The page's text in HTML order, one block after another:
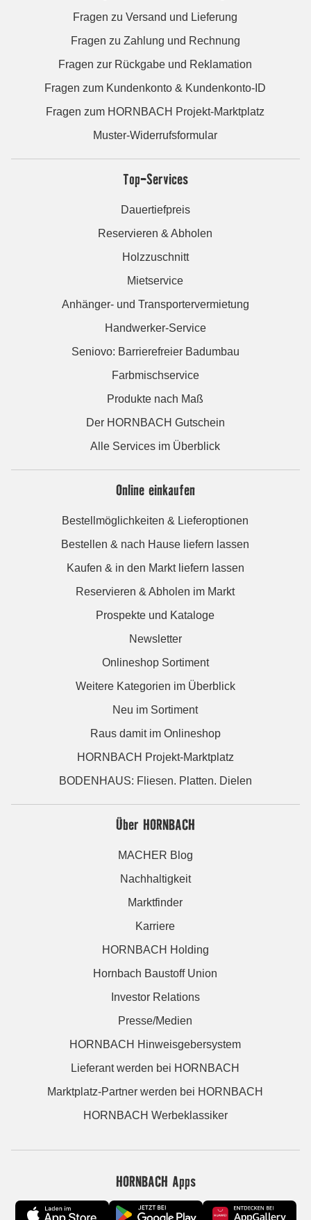
Fragen zu Versand und Lieferung
Fragen zu Zahlung und Rechnung
Fragen zur Rückgabe und Reklamation
Fragen zum Kundenkonto & Kundenkonto-ID
Fragen zum HORNBACH Projekt-Marktplatz
Muster-Widerrufsformular
Top-Services
Dauertiefpreis
Reservieren & Abholen
Holzzuschnitt
Mietservice
Anhänger- und Transportervermietung
Handwerker-Service
Seniovo: Barrierefreier Badumbau
Farbmischservice
Produkte nach Maß
Der HORNBACH Gutschein
Alle Services im Überblick
Online einkaufen
Bestellmöglichkeiten & Lieferoptionen
Bestellen & nach Hause liefern lassen
Kaufen & in den Markt liefern lassen
Reservieren & Abholen im Markt
Prospekte und Kataloge
Newsletter
Onlineshop Sortiment
Weitere Kategorien im Überblick
Neu im Sortiment
Raus damit im Onlineshop
HORNBACH Projekt-Marktplatz
BODENHAUS: Fliesen. Platten. Dielen
Über HORNBACH
MACHER Blog
Nachhaltigkeit
Marktfinder
Karriere
HORNBACH Holding
Hornbach Baustoff Union
Investor Relations
Presse/Medien
HORNBACH Hinweisgebersystem
Lieferant werden bei HORNBACH
Marktplatz-Partner werden bei HORNBACH
HORNBACH Werbeklassiker
HORNBACH Apps